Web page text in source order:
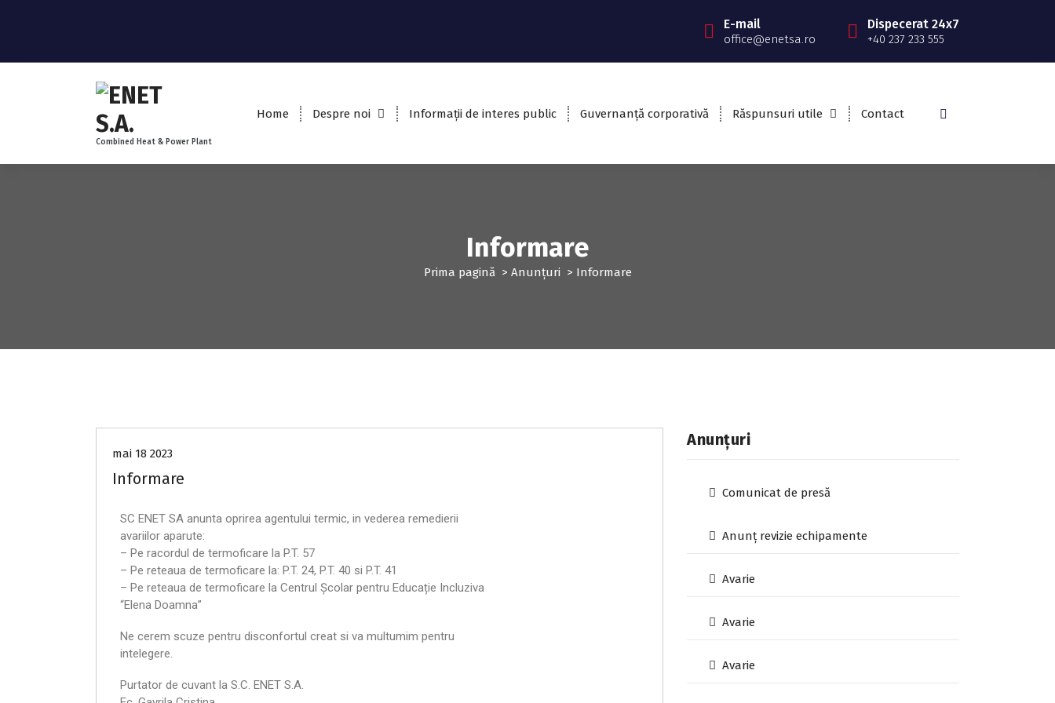
E-mail
office@enetsa.ro
Dispecerat 24x7
+40 237 233 555
Combined Heat & Power Plant
Home Despre noi Informații de interes public Guvernanță corporativă Răspunsuri utile Contact
Informare
Prima pagină> Anunțuri > Informare
mai 18 2023
Informare
SC ENET SA anunta oprirea agentului termic, in vederea remedierii
avariilor aparute:
– Pe racordul de termoficare la P.T. 57
– Pe reteaua de termoficare la: P.T. 24, P.T. 40 si P.T. 41
– Pe reteaua de termoficare la Centrul Școlar pentru Educație Incluziva
“Elena Doamna”
Ne cerem scuze pentru disconfortul creat si va multumim pentru
intelegere.
Purtator de cuvant la S.C. ENET S.A.
Anunțuri
Comunicat de presă
Anunț revizie echipamente
Avarie
Avarie
Avarie